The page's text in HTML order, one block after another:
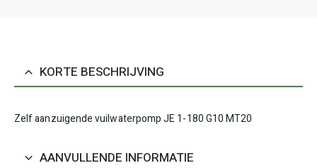
KORTE BESCHRIJVING
Zelf aanzuigende vuilwaterpomp JE 1-180 G10 MT20
AANVULLENDE INFORMATIE